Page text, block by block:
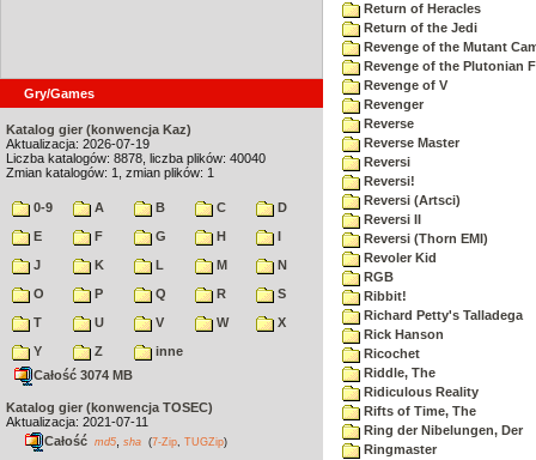
Gry/Games
Katalog gier (konwencja Kaz)
Aktualizacja: 2026-07-19
Liczba katalogów: 8878, liczba plików: 40040
Zmian katalogów: 1, zmian plików: 1
0-9 A B C
D
E
F G H
I
J
K L M
N
O
P Q R
S
T
U V W
X
Y
Z
inne
Całość 3074 MB
Katalog gier (konwencja TOSEC)
Aktualizacja: 2021-07-11
Całość md5 sha (7-Zip TUGZip)
Return of Heracles
Return of the Jedi
Revenge of the Mutant
Revenge of the Plutonian
Revenge of V
Revenger
Reverse
Reverse Master
Reversi
Reversi!
Reversi (Artsci)
Reversi II
Reversi (Thorn EMI)
Revoler Kid
RGB
Ribbit!
Richard Petty's Talladega
Rick Hanson
Ricochet
Riddle, The
Ridiculous Reality
Rifts of Time, The
Ring der Nibelungen, Der
Ringmaster